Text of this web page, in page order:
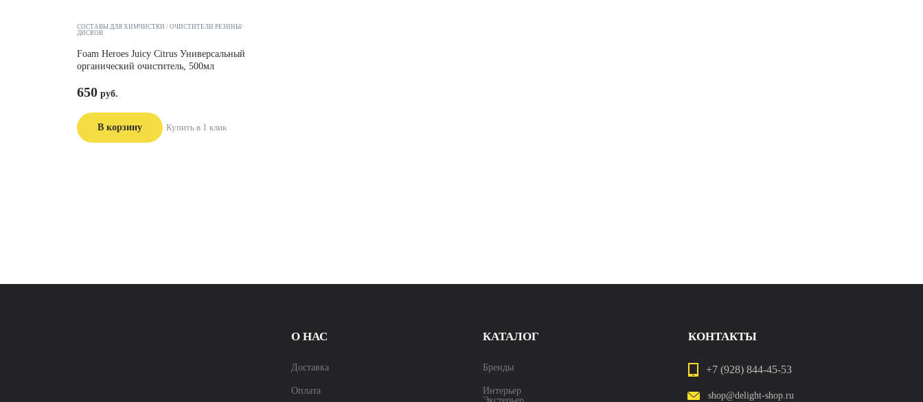
СОСТАВЫ ДЛЯ ХИМЧИСТКИ
ОЧИСТИТЕЛИ РЕЗИНЫ/
ДИСКОВ
Foam Heroes Juicy Citrus Универсальный
органический очиститель, 500мл
650
В корзину Купить в 1 клик
О НАС
Доставка
Оплата
КАТАЛОГ
Бренды
Интерьер
КОНТАКТЫ
+7 (928) 844-45-53
shop@delight-shop.ru